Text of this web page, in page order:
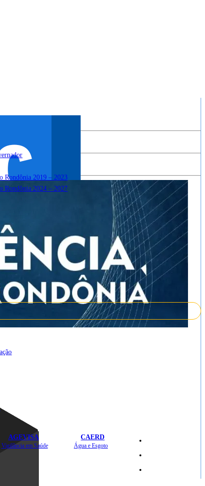
Rondônia 2019 – 2023
Rondônia 2024 – 2027
AGEVISA
Vigilância em Saúde
CAERD
Água e Esgoto